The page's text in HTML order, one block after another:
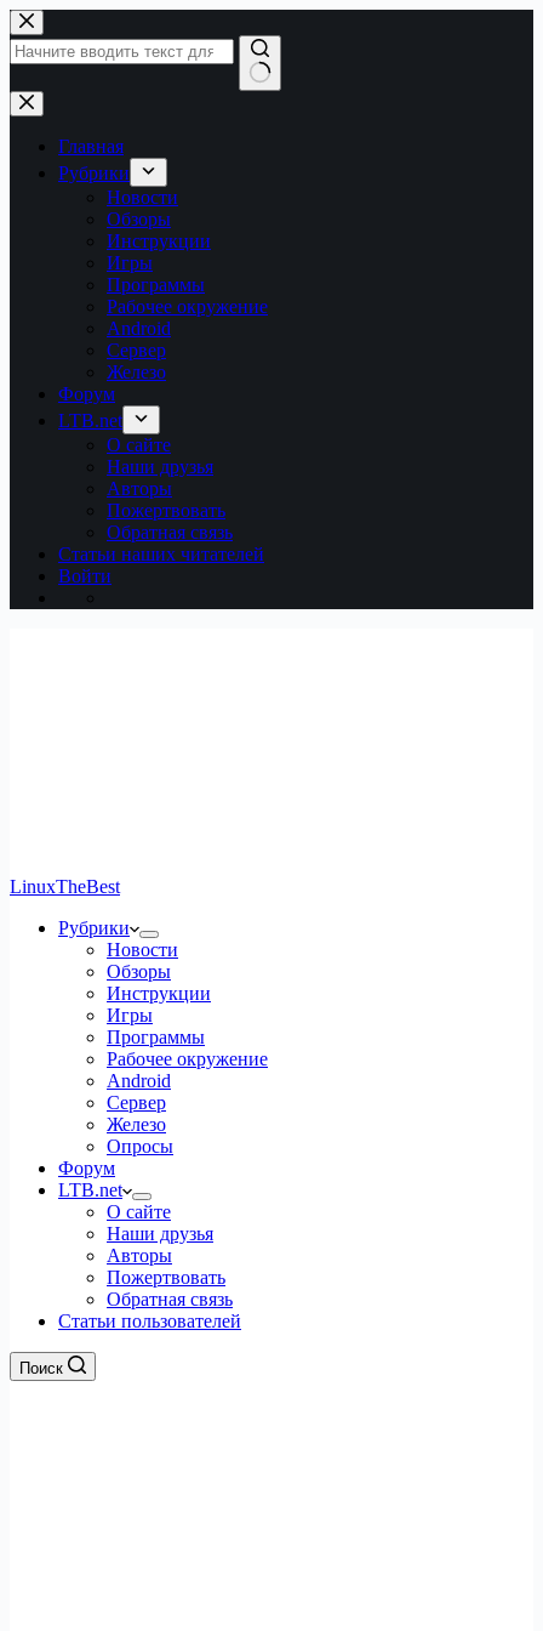
Перейти
к
сути
Ничего
не
найденоГлавная
Рубрики
Новости
Обзоры
Инструкции
Игры
Программы
Рабочее окружение
Android
Сервер
Железо
Форум
LTB.net
О сайте
Наши друзья
Авторы
Пожертвовать
Обратная связь
Статьи наших читателей
Войти
LinuxTheBest
Рубрики
Новости
Обзоры
Инструкции
Игры
Программы
Рабочее окружение
Android
Сервер
Железо
Опросы
Форум
LTB.net
О сайте
Наши друзья
Авторы
Пожертвовать
Обратная связь
Статьи пользователей
Поиск